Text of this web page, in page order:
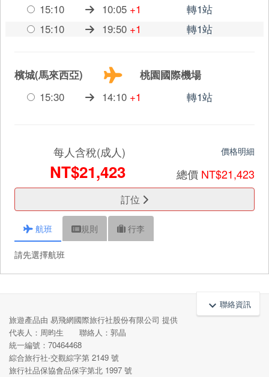
15:10
10:05 +1
轉1站
15:10
19:50 +1 轉1站
檳城(馬來西亞)
桃園國際機場
15:30
14:10 +1 轉1站
每人含稅(成人)
NT$21,423
價格明細
總價 NT$21,423
訂位
航班 規則 行李
請先選擇航班
keyboard_arrow_up 聯絡資訊
旅遊產品由 易飛網國際旅行社股份有限公司 提供
代表人：周昀生 聯絡人：郭晶
統一編號：70464468
綜合旅行社‧交觀綜字第 2149 號
旅行社品保協會品保字第北 1997 號